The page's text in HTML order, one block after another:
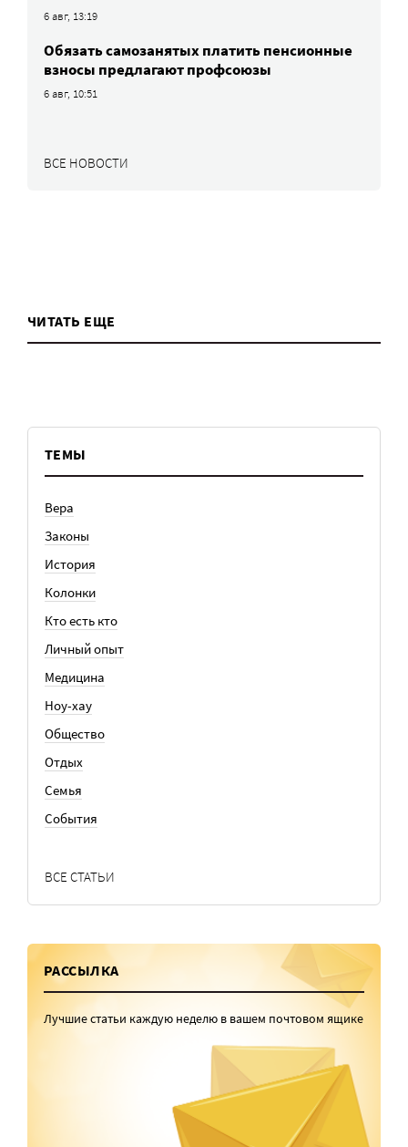
6 авг, 13:19
Обязать самозанятых платить пенсионные
взносы предлагают профсоюзы
6 авг, 10:51
ВСЕ НОВОСТИ
ЧИТАТЬ ЕЩЕ
ТЕМЫ
Вера
Законы
История
Колонки
Кто есть кто
Личный опыт
Медицина
Ноу-хау
Общество
Отдых
Семья
События
ВСЕ СТАТЬИ
РАССЫЛКА
Лучшие статьи каждую неделю в вашем почтовом ящике